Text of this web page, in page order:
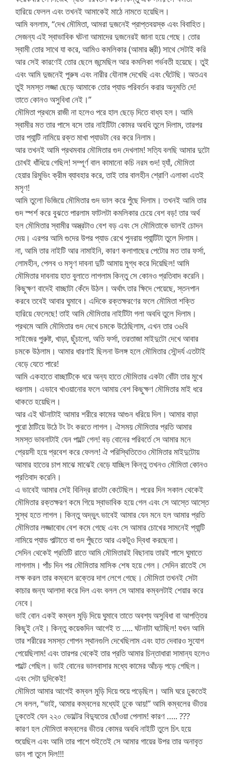
হারিয়ে ফেলল এবং তখনই আমাকেই মাঠে নামতে হয়েছিল।
আমি বললাম, “দেখ মৌমিতা, আমরা দুজনেই প্রাপ্তবয়স্ক এবং বিবাহিত।
সেজন্য এই স্বাভাবিক ঘটনা আমাদের দুজনেরই জানা হয়ে গেছে। তোর
স্বামী তোর সাথে যা করে, আমিও কমলিকার (আমার স্ত্রী) সাথে সেটাই করি
আর সেই কারণেই তোর ছেলে জন্মেছিল আর কমলিকা গর্ভবতী হয়েছে। তুই
এবং আমি দুজনেই পুরুষ এবং নারীর যৌনাঙ্গ দেখেছি এবং ঘেঁটেছি। অতএব
তুই সমস্ত লজ্জা ছেড়ে আমাকে তোর প্যাড পরিবর্তন করার অনুমতি দে!
তাতে কোনও অসুবিধা নেই।”
মৌমিতা প্রথমে রাজী না হলেও পরে হাল ছেড়ে দিতে বাধ্য হল। আমি
স্বামীর মত তার পাসে বসে তার নাইটিটা কোমর অবধি তুলে দিলাম, তারপর
তার প্যান্টি নামিয়ে রক্ত মাখা প্যাডটা বের করে নিলাম।
আর তখনই আমি প্রথমবার মৌমিতার গুদ দেখলাম! সত্যি বলছি আমার দুটো
চোখই ধাঁধিয়ে গেছিল! সম্পূর্ণ বাল কামানো কচি নরম গুদ! হ্যাঁ, মৌমিতা
হেয়ার রিমুভিং ক্রীম ব্যাবহার করে, তাই তার বালহীন শ্রোণি এলাকা এতই
মসৃণ!
আমি তুলো ভিজিয়ে মৌমিতার গুদ ভাল করে পুঁছে দিলাম। তখনই আমি তার
গুদ স্পর্শ করে বুঝতে পারলাম ফাটলটা কমলিকার চেয়ে বেশ বড়! তার অর্থ
হল মৌমিতার স্বামীর অস্ত্রটাও বেশ বড় এবং সে মৌমিতাকে ভালই চোদন
দেয়। এরপর আমি গুদের উপর প্যাড রেখে পুনরায় প্যান্টিটা তুলে দিলাম।
না, আমি তার নাইটি আর নামাইনি, কারণ কলাগাছের পেটোর মত তার ফর্সা,
লোমহীন, পেলব ও মসৃণ দাবনা দুটি আমায় মুগ্ধ করে দিয়েছিল! আমি
মৌমিতার দাবনায় হাত বুলাতে লাগলাম কিন্তু সে কোনও প্রতিবাদ করেনি।
কিছুক্ষণ বাদেই বাচ্ছাটা কেঁদে উঠল। অর্থাৎ তার ক্ষিদে পেয়েছে, স্তনপান
করবে তবেই আবার ঘুমাবে। এদিকে রক্তক্ষরণের ফলে মৌমিতা শক্তি
হারিয়ে ফেলেছে! তাই আমি মৌমিতার নাইটিটা গলা অবধি তুলে দিলাম।
প্রথমে আমি মৌমিতার গুদ দেখে চমকে উঠেছিলাম, এখন তার ৩৬বি
সাইজের পুরুষ্ট, খাড়া, ছুঁচালো, অতি ফর্সা, তরতাজা মাইদুটো দেখে আবার
চমকে উঠলাম। আমার ধারণাই ছিলনা উলঙ্গ হলে মৌমিতার সৌন্দর্য এতটাই
বেড়ে যেতে পারে!
আমি একহাতে বাচ্ছাটিকে ধরে অন্য হাতে মৌমিতার একটা বোঁটা তার মুখে
ধরলাম। এভাবে খাওয়ানোর ফলে আমায় বেশ কিছুক্ষণ মৌমিতার মাই ধরে
থাকতে হয়েছিল।
আর এই ঘটনাটাই আমার শরীরে কামের আগুন ধরিয়ে দিল। আমার বাড়া
পুরো ঠাটিয়ে উঠে টং টং করতে লাগল। ঐসময় মৌমিতার প্রতি আমার
সমস্ত ভাবনাটাই যেন পাল্টে গেল! বড় বোনের পরিবর্তে সে আমার মনে
প্রেয়সী হয়ে প্রবেশ করে ফেলল! ঐ পরিস্থিতিতেও মৌমিতার মাইদুটোয়
আমার হাতের চাপ মাঝে মাঝেই বেড়ে যাচ্ছিল কিন্তু তখনও মৌমিতা কোনও
প্রতিবাদ করেনি।
এ ভাবেই আমার সেই বিনিদ্র রাতটা কেটেছিল। পরের দিন সকাল থেকেই
মৌমিতার রক্তক্ষরণ কমে গিয়ে স্বাভাবিক হয়ে গেল এবং সে আস্তে আস্তে
সুস্থ হতে লাগল। কিন্তু অদ্ভুৎ ভাবেই আমার যেন মনে হল আমার প্রতি
মৌমিতার লজ্জাবোধ বেশ কমে গেছে এবং সে আমার চোখের সামনেই প্যান্টি
নামিয়ে প্যাড পাল্টাতে বা গুদ পুঁছতে আর একটুও দ্বিধা করছেনা।
সেদিন থেকেই প্রতিটি রাতে আমি মৌমিতারই বিছানায় তারই পাসে ঘুমাতে
লাগলাম। পাঁচ দিন পর মৌমিতার মাসিক শেষ হয়ে গেল। সেদিন রাতেই সে
লক্ষ করল তার কম্বলে রক্তের দাগ লেগে গেছে। মৌমিতা তখনই সেটা
কাচার জন্য আলাদা করে দিল এবং বলল সে আমার কম্বলটাই শেয়ার করে
নেবে।
ভাই বোন একই কম্বল মুড়ি দিয়ে ঘুমাবে তাতে অবশ্য অসুবিধা বা আপত্তির
কিছুই নেই। কিন্তু কয়েকদিন আগেই ত ….. ঘটনাটা ঘটেছিল! যখন আমি
তার শরীরের সমস্ত গোপন স্থানগুলি দেখেছিলাম এবং হাত দেবারও সুযোগ
পেয়েছিলাম! এবং তারপর থেকেই তার প্রতি আমার চিন্তাধারা সামান্য হলেও
পাল্টে গেছিল। ভাই বোনের ভালবাসার মধ্যে কামের আঁচড় পড়ে গেছিল।
এবং সেটা দুদিকেই!
মৌমিতা আমার আগেই কম্বল মুড়ি দিয়ে শুয়ে পড়েছিল। আমি ঘরে ঢুকতেই
সে বলল, “ভাই, আমার কম্বলের মধ্যেই ঢুকে আয়!” আমি কম্বলের ভীতর
ঢুকতেই যেন ২২০ ভোল্টের বিদ্যুতের ছোঁওয়া পেলাম! কারণ ….. ???
কারণ হল মৌমিতা কম্বলের ভীতর কোমর অবধি নাইটি তুলে চিৎ হয়ে
শুয়েছিল এবং আমি তার পাশে শুইতেই সে আমার গায়ের উপর তার অনাবৃত
ডান পা তুলে দিল!!!